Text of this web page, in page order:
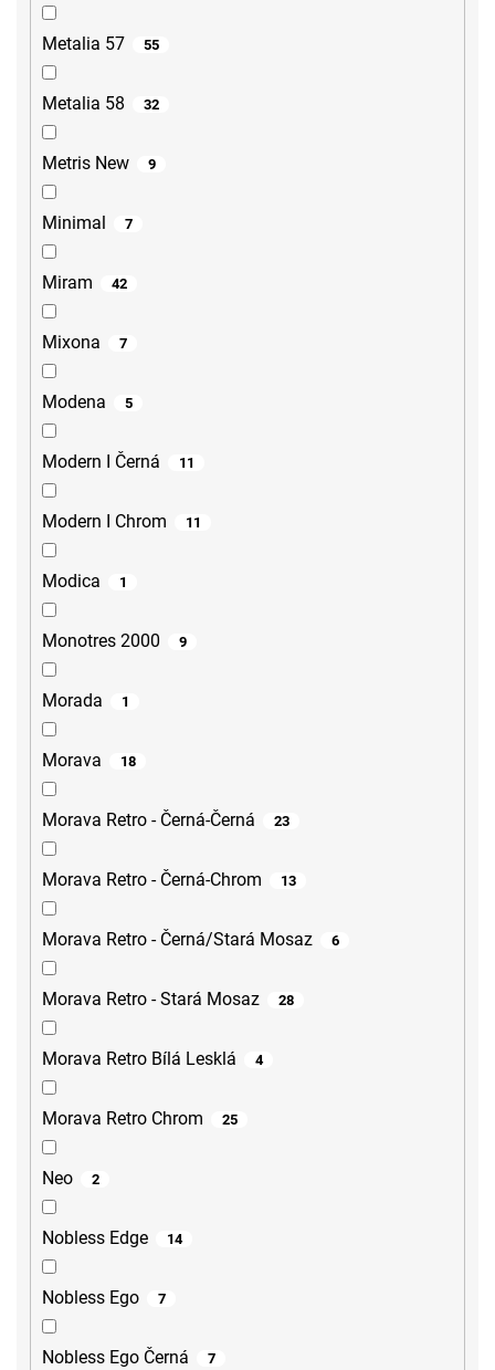
Metalia 57 55
Metalia 58 32
Metris New 9
Minimal 7
Miram 42
Mixona 7
Modena 5
Modern I Černá 11
Modern I Chrom 11
Modica 1
Monotres 2000 9
Morada 1
Morava 18
Morava Retro - Černá-Černá 23
Morava Retro - Černá-Chrom 13
Morava Retro - Černá/Stará Mosaz 6
Morava Retro - Stará Mosaz 28
Morava Retro Bílá Lesklá 4
Morava Retro Chrom 25
Neo 2
Nobless Edge 14
Nobless Ego 7
Nobless Ego Černá 7